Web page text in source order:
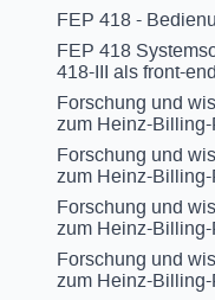
FEP 418 -
FEP 418
418-III als front-
Forschung und
zum Heinz-
Forschung und
zum Heinz-
Forschung und
zum Heinz-
Forschung und
zum Heinz-